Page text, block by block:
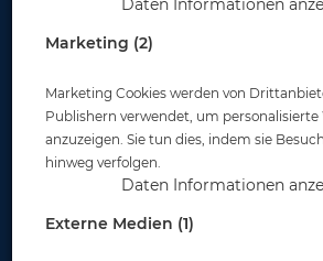
Scubapro Rash Guard UPF-
Langarm - Caribbean - Gr. XL
Daten Informationen
Marketing (2)
Marketing Cookies werden von
Publishern verwendet, um personalisierte
anzuzeigen. Sie tun dies, indem sie
hinweg verfolgen.
Daten Informationen
Externe Medien (1)